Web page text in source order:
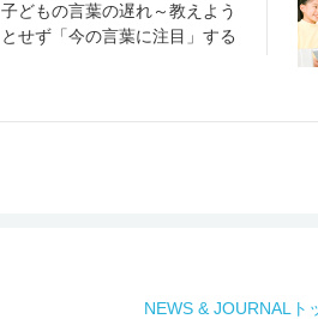
子どもの言葉の遅れ～教えよう
とせず「今の言葉に注目」する
NEWS & JOURNALト